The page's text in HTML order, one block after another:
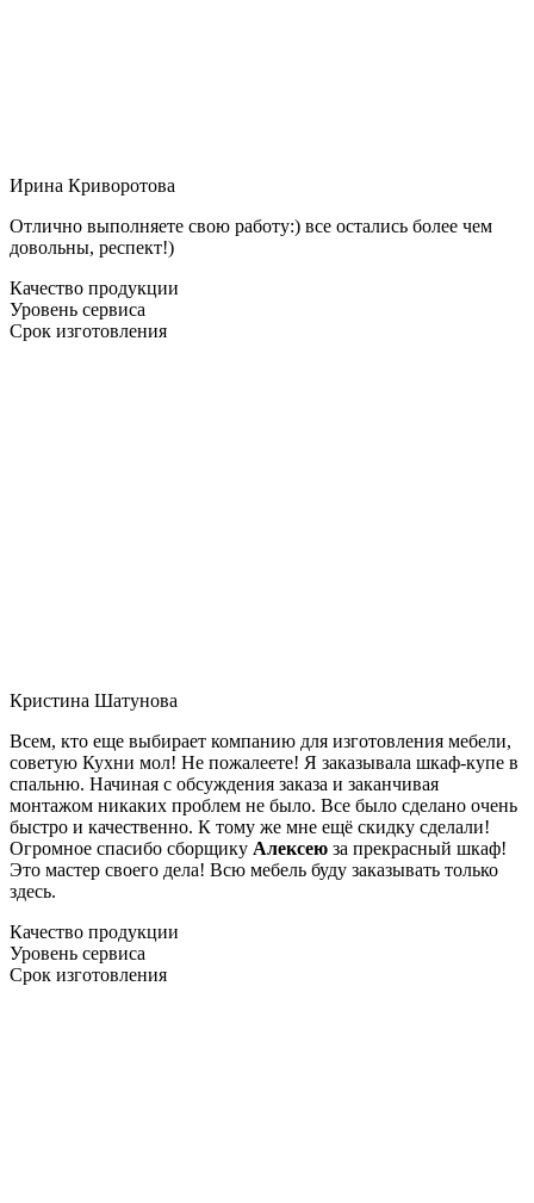
Ирина Криворотова
Отлично выполняете свою работу:) все остались более чем
довольны, респект!)
Качество продукции
Уровень сервиса
Срок изготовления
Кристина Шатунова
Всем, кто еще выбирает компанию для изготовления мебели,
советую Кухни мол! Не пожалеете! Я заказывала шкаф-купе в
спальню. Начиная с обсуждения заказа и заканчивая
монтажом никаких проблем не было. Все было сделано очень
быстро и качественно. К тому же мне ещё скидку сделали!
Огромное спасибо сборщику Алексею за прекрасный шкаф!
Это мастер своего дела! Всю мебель буду заказывать только
здесь.
Качество продукции
Уровень сервиса
Срок изготовления